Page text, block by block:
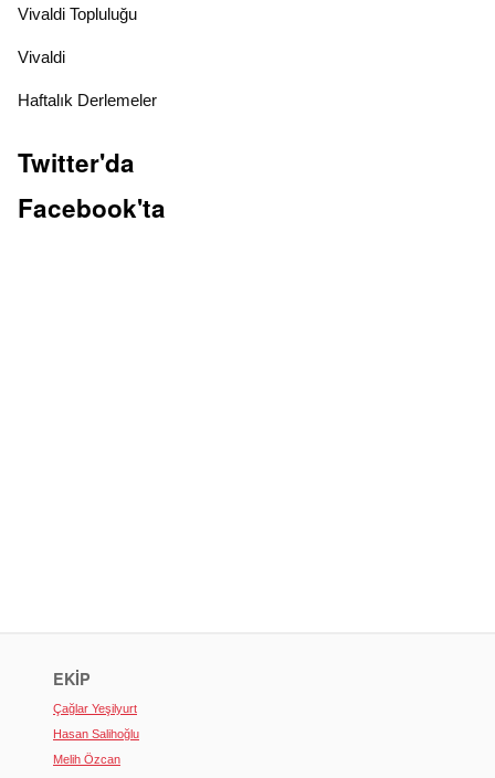
Vivaldi Topluluğu
Vivaldi
Haftalık Derlemeler
Twitter'da
Facebook'ta
EKIP
Çağlar Yeşilyurt
Hasan Salihoğlu
Melih Özcan